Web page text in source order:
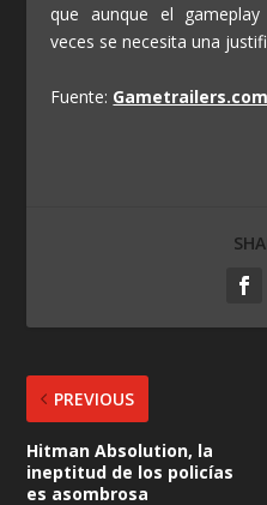
que aunque el
veces se necesita una
Fuente: Gametrailers.com
PREVIOUS
Hitman Absolution, la
ineptitud de los policías
es asombrosa